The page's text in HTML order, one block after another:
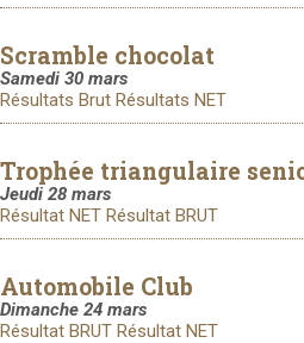
Scramble chocolat
Samedi 30 mars
Résultats Brut Résultats NET
Trophée triangulaire
Jeudi 28 mars
Résultat NET Résultat BRUT
Automobile Club
Dimanche 24 mars
Résultat BRUT Résultat NET